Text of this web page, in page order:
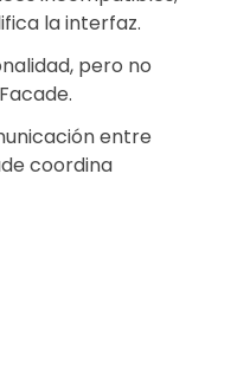
la interfaz.
pero no
entre
coordina